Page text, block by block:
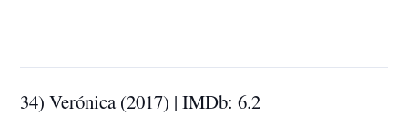
34) Verónica (2017) | IMDb: 6.2